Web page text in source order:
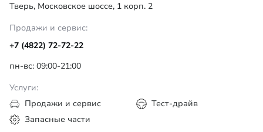
Тверь, Московское шоссе, 1 корп. 2
Продажи и сервис:
+7 (4822) 72-72-22
пн-вс: 09:00-21:00
Услуги:
Продажи и сервис
Тест-драйв
Запасные части